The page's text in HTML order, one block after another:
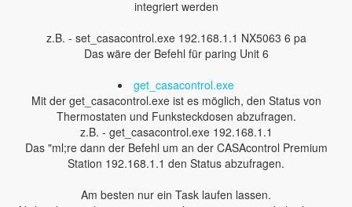
integriert werden
z.B. - set_casacontrol.exe 192.168.1.1 NX5063 6 pa
Das wäre der Befehl für paring Unit 6
get_casacontrol.exe
Mit der get_casacontrol.exe ist es möglich, den Status von
Thermostaten und Funksteckdosen abzufragen.
z.B. - get_casacontrol.exe 192.168.1.1
Das "ml;re dann der Befehl um an der CASAcontrol Premium
Station 192.168.1.1 den Status abzufragen.
Am besten nur ein Task laufen lassen.